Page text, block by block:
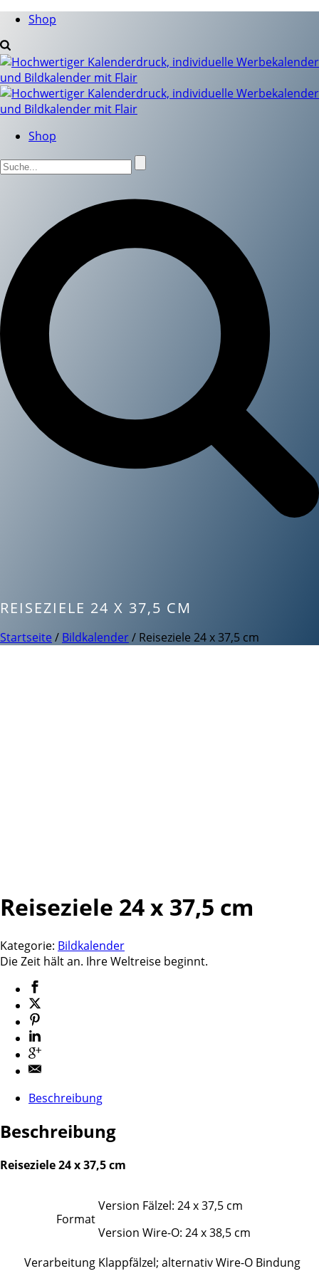
Shop
Shop
REISEZIELE 24 X 37,5 CM
Startseite / Bildkalender/ Reiseziele 24 x 37,5 cm
Reiseziele 24 x 37,5 cm
Kategorie: Bildkalender
Die Zeit hält an. Ihre Weltreise beginnt.
Beschreibung
Beschreibung
Reiseziele 24 x 37,5 cm
Format
Version Fälzel: 24 x 37,5 cm
Version Wire-O: 24 x 38,5 cm
Verarbeitung Klappfälzel; alternativ Wire-O Bindung